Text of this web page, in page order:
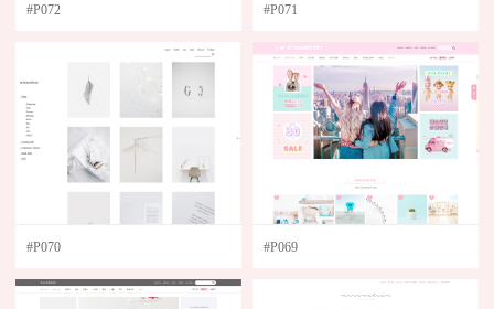
SHOP DESIGN
MOBILE DESIGN
모바일 템플릿 디자인
ETC DESIGN
부분디자인
매뉴얼 & 팁
#P072 #P071
#P070 #P069